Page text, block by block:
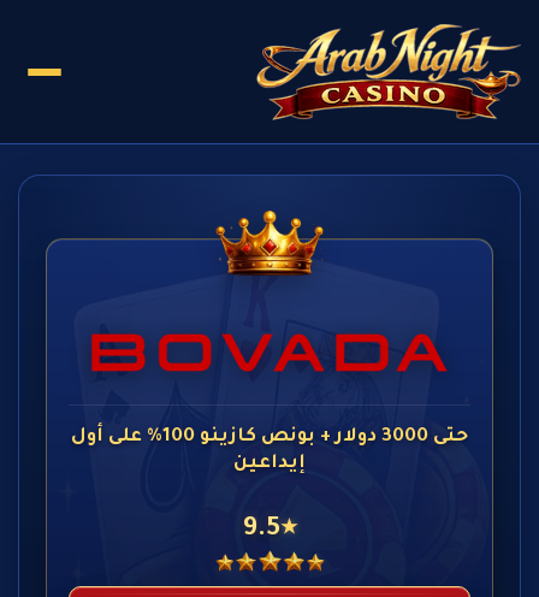
حتى 3000 دولار + بونص كازينو 100% على أول
إيداعين
★
9.5